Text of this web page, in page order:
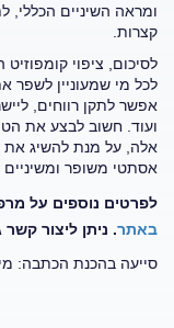
ומראה השיניים הכללי,
קצרות.
לסיכום, ציפוי
לכל מי שמעוניין לשפר
אפשר לתקן רווחים,
ועוד. חשוב לבצע את
אלה, על מנת להשיג את
אסתטי משופר ומשיניים
לפרטים נוספים על
באתר. ניתן ליצור קשר
סייעה בהכנת הכתבה: